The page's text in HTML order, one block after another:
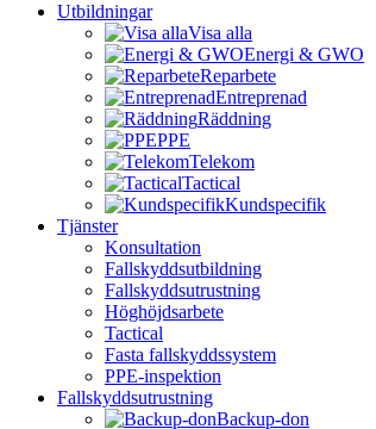
Utbildningar
Visa alla
Energi & GWO
Reparbete
Entreprenad
Räddning
PPE
Telekom
Tactical
Kundspecifik
Tjänster
Konsultation
Fallskyddsutbildning
Fallskyddsutrustning
Höghöjdsarbete
Tactical
Fasta fallskyddssystem
PPE-inspektion
Fallskyddsutrustning
Backup-don